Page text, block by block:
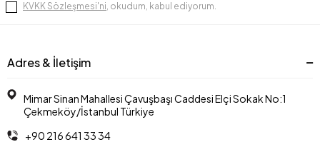
KVKK Sözleşmesi'ni, okudum, kabul ediyorum.
Adres & İletişim
Mimar Sinan Mahallesi Çavuşbaşı Caddesi Elçi Sokak No:1
Çekmeköy/İstanbul Türkiye
+90 216 641 33 34